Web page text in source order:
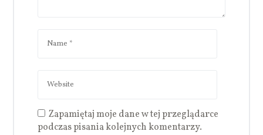
Zapamiętaj moje dane w tej przeglądarce
podczas pisania kolejnych komentarzy.